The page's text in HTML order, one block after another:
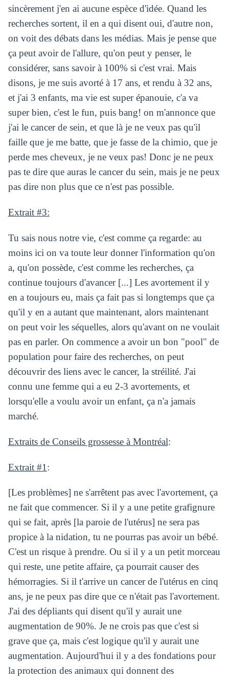
sincèrement j'en ai aucune espèce d'idée. Quand les
recherches sortent, il en a qui disent oui, d'autre non,
on voit des débats dans les médias. Mais je pense que
ça peut avoir de l'allure, qu'on peut y penser, le
considérer, sans savoir à 100% si c'est vrai. Mais
disons, je me suis avorté à 17 ans, et rendu à 32 ans,
et j'ai 3 enfants, ma vie est super épanouie, c'a va
super bien, c'est le fun, puis bang! on m'annonce que
j'ai le cancer de sein, et que là je ne veux pas qu'il
faille que je me batte, que je fasse de la chimio, que je
perde mes cheveux, je ne veux pas! Donc je ne peux
pas te dire que auras le cancer du sein, mais je ne peux
pas dire non plus que ce n'est pas possible.
Extrait #3:
Tu sais nous notre vie, c'est comme ça regarde: au
moins ici on va toute leur donner l'information qu'on
a, qu'on possède, c'est comme les recherches, ça
continue toujours d'avancer [...] Les avortement il y
en a toujours eu, mais ça fait pas si longtemps que ça
qu'il y en a autant que maintenant, alors maintenant
on peut voir les séquelles, alors qu'avant on ne voulait
pas en parler. On commence a avoir un bon "pool" de
population pour faire des recherches, on peut
découvrir des liens avec le cancer, la stréilité. J'ai
connu une femme qui a eu 2-3 avortements, et
lorsqu'elle a voulu avoir un enfant, ça n'a jamais
marché.
Extraits de Conseils grossesse à Montréal:
Extrait #1 :
[Les problèmes] ne s'arrêtent pas avec l'avortement, ça
ne fait que commencer. Si il y a une petite grafignure
qui se fait, après [la paroie de l'utérus] ne sera pas
propice à la nidation, tu ne pourras pas avoir un bébé.
C'est un risque à prendre. Ou si il y a un petit morceau
qui reste, une petite affaire, ça pourrait causer des
hémorragies. Si il t'arrive un cancer de l'utérus en cinq
ans, je ne peux pas dire que ce n'était pas l'avortement.
J'ai des dépliants qui disent qu'il y aurait une
augmentation de 90%. Je ne crois pas que c'est si
grave que ça, mais c'est logique qu'il y aurait une
augmentation. Aujourd'hui il y a des fondations pour
la protection des animaux qui donnent des